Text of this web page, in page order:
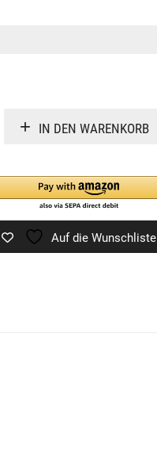
IN DEN WARENKORB
Auf die Wunschliste